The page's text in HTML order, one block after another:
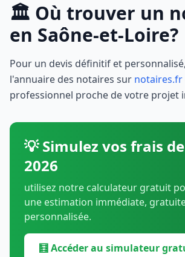
🏛️ Où trouver un
en Saône-et-Loire?
Pour un devis définitif et
l'annuaire des notaires sur notaires.fr
professionnel proche de votre projet
💡 Simulez vos frais
2026
utilisez notre calculateur gratuit
une estimation immédiate,
personnalisée.
🧮 Accéder au simulateur